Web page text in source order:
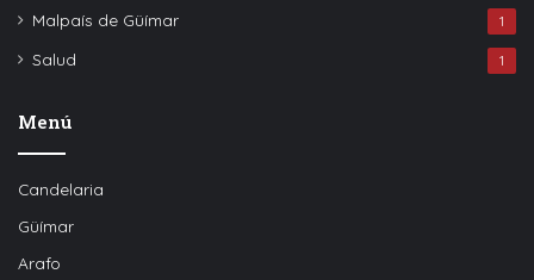
Malpaís de Güímar 1
Salud 1
Menú
Candelaria
Güímar
Arafo